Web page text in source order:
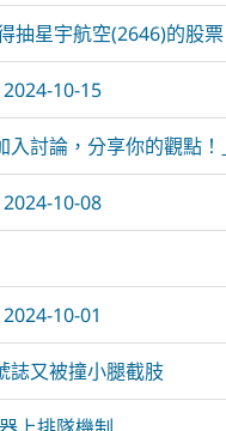
抽星宇航空(2646)的股
10-15
討論，分享你的觀點！
10-08
10-01
誌又被撞小腿截肢